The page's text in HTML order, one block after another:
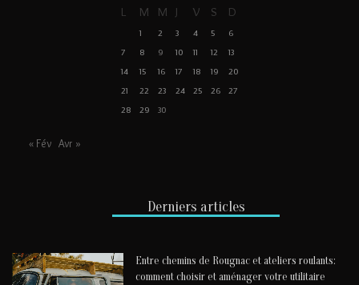
L
M M J V S D
1 2 3 4 5
6
7
8 9 10 11 12
13
14
15 16 17 18 19
20
21
22 23 24 25 26
27
28
29 30
« Fév Avr »
Derniers articles
Entre chemins de Rougnac et ateliers roulants:
comment choisir et aménager votre utilitaire